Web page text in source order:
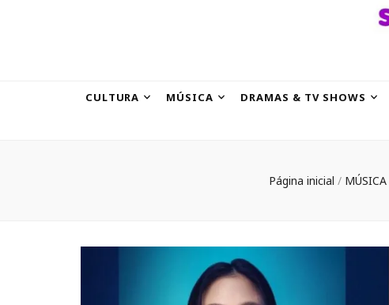
CULTURA MÚSICA DRAMAS & TV SHOWS
Página inicial / MÚSICA